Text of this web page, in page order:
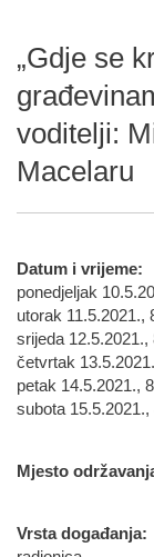
„Gdje se
voditelji:
Macelaru
Datum i vrijeme:
ponedjeljak
utorak 11.5.2021.,
srijeda 12.5.2021.,
četvrtak
petak 14.5.2021.,
subota
Mjesto
Vrsta događanja: